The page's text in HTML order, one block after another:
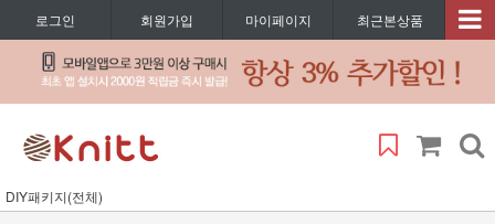
로그인 회원가입 마이페이지 최근본상품
DIY패키지(전체)